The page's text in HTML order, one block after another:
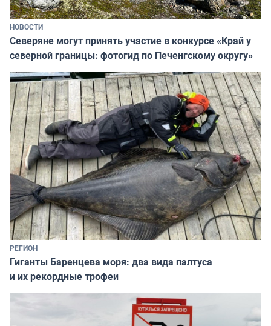
НОВОСТИ
Северяне могут принять участие в конкурсе «Край у
северной границы: фотогид по Печенгскому округу»
РЕГИОН
Гиганты Баренцева моря: два вида палтуса
и их рекордные трофеи